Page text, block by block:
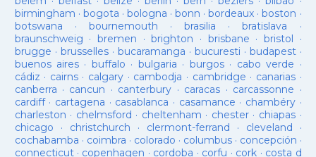
birmingham · bogota · bologna ·bonn ·bordeaux ·boston ·
botswana · bournemouth ·brasilia ·bratislava ·
braunschweig · bremen ·brighton · brisbane · bristol ·
brugge · brusselles· bucaramanga · bucuresti · budapest·
buenos aires· buffalo · bulgaria · burgos· cabo verde ·
cádiz · cairns· calgary · cambodja · cambridge · canarias·
canberra · cancun · canterbury · caracas · carcassonne ·
cardiff· cartagena · casablanca · casamance · chambéry·
charleston · chelmsford · cheltenham · chester· chiapas ·
chicago · christchurch · clermont-ferrand · cleveland ·
cochabamba · coimbra · colorado · columbus· concepción ·
connecticut· copenhagen · cordoba · corfu · cork · costa d